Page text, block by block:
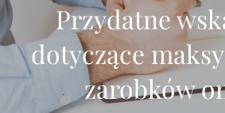
Przydatne
dotyczące
zarobków